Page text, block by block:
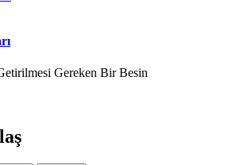
Gereken Bir Besin